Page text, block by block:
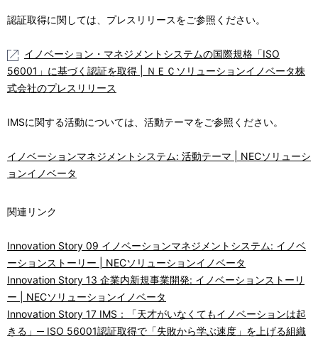
認証取得に関しては、プレスリリースをご参照ください。
イノベーション・マネジメントシステムの国際規格「ISO
56001」に基づく認証を取得 | ＮＥＣソリューションイノベータ株
式会社のプレスリリース
IMSに関する活動については、活動テーマをご参照ください。
イノベーションマネジメントシステム: 活動テーマ | NECソリューシ
ョンイノベータ
関連リンク
Innovation Story 09 イノベーションマネジメントシステム: イノベ
ーションストーリー | NECソリューションイノベータ
Innovation Story 13 企業内新規事業開発: イノベーションストーリ
ー | NECソリューションイノベータ
Innovation Story 17 IMS：「天才がいなくてもイノベーションは起
きる」─ ISO 56001認証取得で「失敗から学ぶ速度」を上げる組織